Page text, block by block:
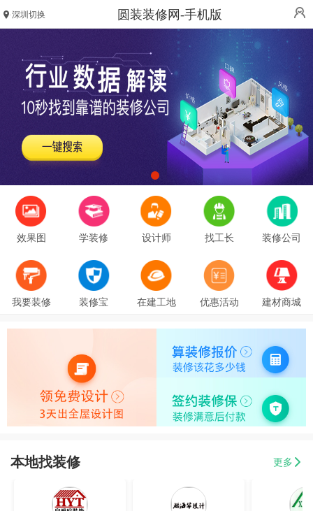
深圳切换 圆装装修网-手机版
效果图 学装修 设计师 找工长 装修公司
我要装修 装修宝 在建工地 优惠活动 建材商城
本地找装修 更多